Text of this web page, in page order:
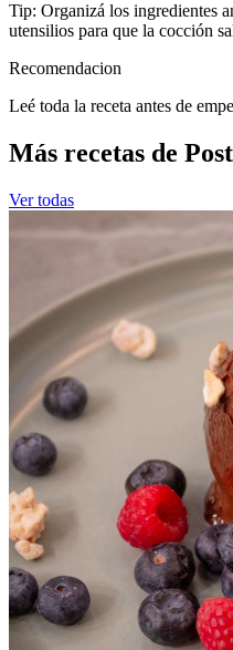
Tip: Organizá los ingredientes
utensilios para que la cocción
Recomendacion
Leé toda la receta antes de
Más recetas de
Ver todas